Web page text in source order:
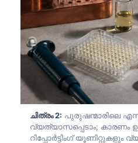
ചിത്രം 2: പുരുഷന്മാരിലെ
വ്യത്യാസപ്പെടാം; കാരണം
റിപ്പോർട്ടിംഗ് യൂണിറ്റുകളും